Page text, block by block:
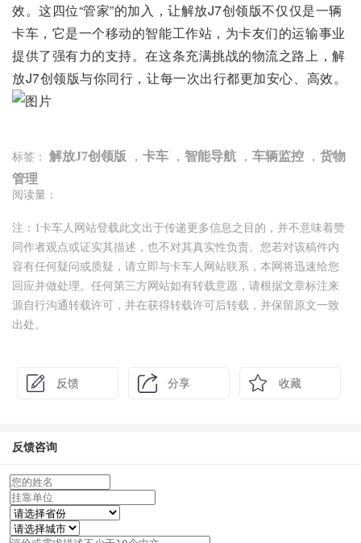
效。这四位“管家”的加入，让解放J7创领版不仅仅是一辆
卡车，它是一个移动的智能工作站，为卡友们的运输事业
提供了强有力的支持。在这条充满挑战的物流之路上，解
放J7创领版与你同行，让每一次出行都更加安心、高效。
标签： 解放J7创领版 ， 卡车 ， 智能导航 ， 车辆监控 ， 货物
管理
阅读量：
注：1卡车人网站登载此文出于传递更多信息之目的，并不意味着赞
同作者观点或证实其描述，也不对其真实性负责。您若对该稿件内
容有任何疑问或质疑，请立即与卡车人网站联系，本网将迅速给您
回应并做处理。任何第三方网站如有转载意愿，请根据文章标注来
源自行沟通转载许可，并在获得转载许可后转载，并保留原文一致
出处。
反馈 分享 收藏
反馈咨询